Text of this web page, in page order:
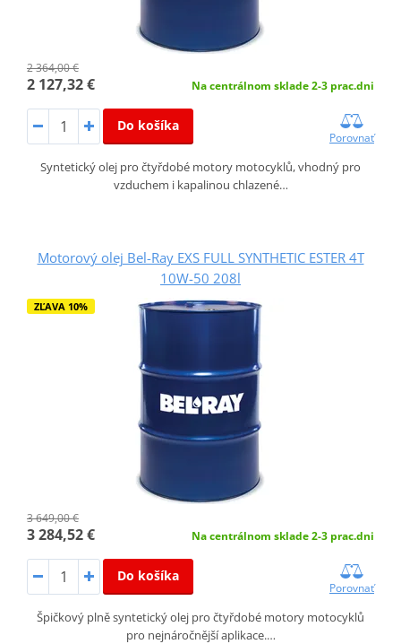
2 364,00 €
2 127,32 € Na centrálnom sklade 2-3 prac.dni
Do košíka
Porovnať
Syntetický olej pro čtyřdobé motory motocyklů, vhodný pro
vzduchem i kapalinou chlazené…
Motorový olej Bel-Ray EXS FULL SYNTHETIC ESTER 4T
10W-50 208l
ZĽAVA 10%
3 649,00 €
3 284,52 € Na centrálnom sklade 2-3 prac.dni
Do košíka
Porovnať
Špičkový plně syntetický olej pro čtyřdobé motory motocyklů
pro nejnáročnější aplikace.…